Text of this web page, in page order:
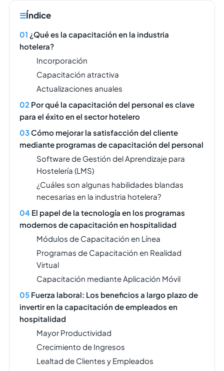
Índice
¿Qué es la capacitación en la industria
hotelera?
Incorporación
Capacitación atractiva
Actualizaciones anuales
Por qué la capacitación del personal es clave
para el éxito en el sector hotelero
Cómo mejorar la satisfacción del cliente
mediante programas de capacitación del personal
Software de Gestión del Aprendizaje para
Hostelería (LMS)
¿Cuáles son algunas habilidades blandas
necesarias en la industria hotelera?
El papel de la tecnología en los programas
modernos de capacitación en hospitalidad
Módulos de Capacitación en Línea
Programas de Capacitación en Realidad
Virtual
Capacitación mediante Aplicación Móvil
Fuerza laboral: Los beneficios a largo plazo de
invertir en la capacitación de empleados en
hospitalidad
Mayor Productividad
Crecimiento de Ingresos
Lealtad de Clientes y Empleados